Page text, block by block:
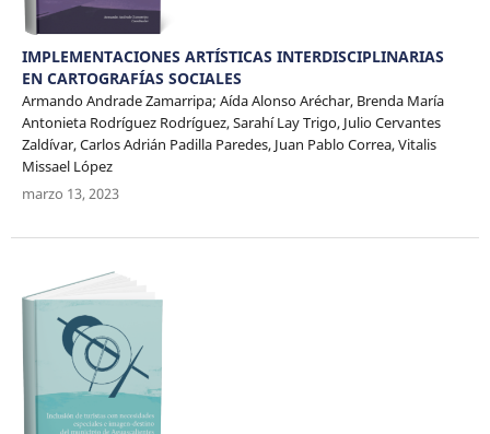
IMPLEMENTACIONES ARTÍSTICAS INTERDISCIPLINARIAS
EN CARTOGRAFÍAS SOCIALES
Armando Andrade Zamarripa; Aída Alonso Aréchar, Brenda María
Antonieta Rodríguez Rodríguez, Sarahí Lay Trigo, Julio Cervantes
Zaldívar, Carlos Adrián Padilla Paredes, Juan Pablo Correa, Vitalis
Missael López
marzo 13, 2023